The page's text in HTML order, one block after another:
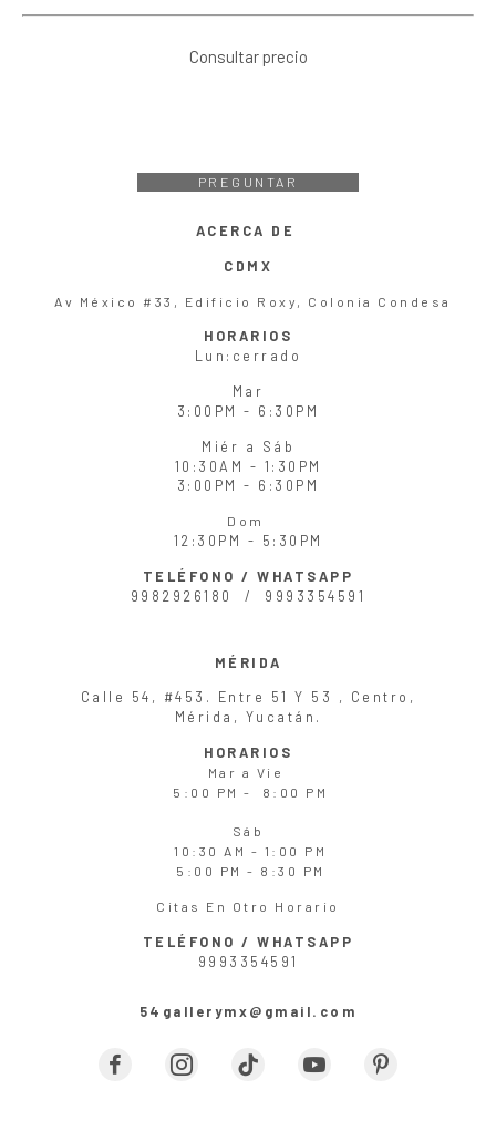
Consultar precio
PREGUNTAR
ACERCA DE
CDMX
Av México #33, Edificio Roxy, Colonia Condesa
HORARIOS
Lun :cerrado
Mar
3:00PM - 6:30PM
Miér a
Sáb
10:30AM - 1:30PM
3:00PM - 6:30PM
Dom
12:30PM - 5:30PM
TELÉFONO / WHATSAPP
9982926180 / 9993354591
MÉRIDA
Calle 54, #453. Entre 51 Y 53 , Centro,
Mérida, Yucatán.
HORARIOS
Mar a Vie
5:00 PM - 8:00 PM
Sáb
10:30 AM - 1:00 PM
5:00 PM - 8:30 PM
Citas En Otro Horario
TELÉFONO / WHATSAPP
9993354591
54gallerymx@gmail.com